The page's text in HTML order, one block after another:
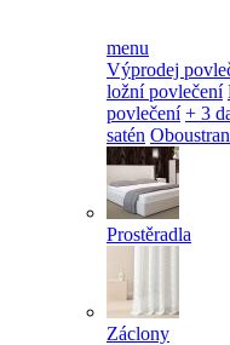
menu
Výprodej
ložní povlečení
povlečení + 3
satén
Prostěradla
Záclony